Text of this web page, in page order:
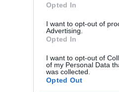
Opted In
I want to opt-out of
Advertising.
Opted In
I want to opt-out of
of my Personal Data
was collected.
Opted Out